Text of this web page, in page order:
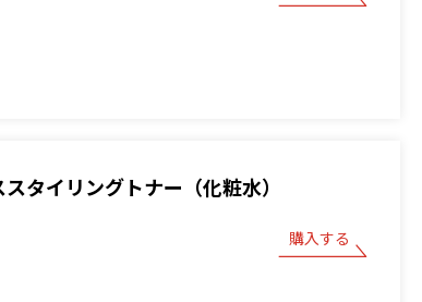
タイリングトナー（化粧水）
購入する